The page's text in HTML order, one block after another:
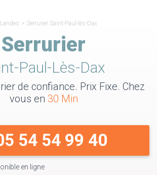
> Serrurier Saint-Paul-lès-Dax
Serrurier
Paul-Lès-Dax
de confiance. Prix Fixe. Chez
vous en 30 Min
54 54 99 40
en ligne